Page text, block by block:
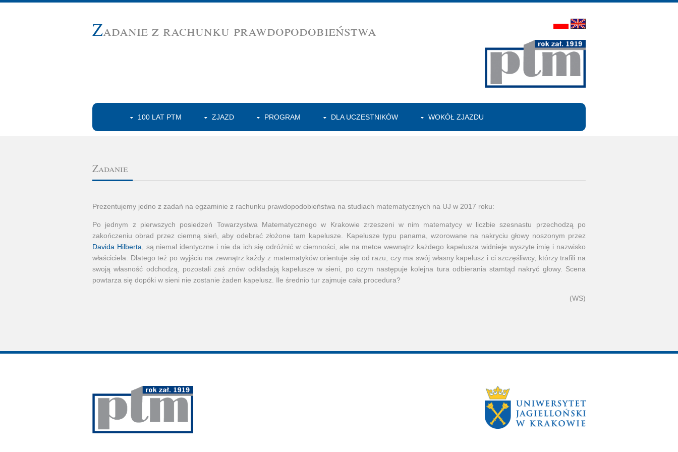
Zadanie z rachunku prawdopodobieństwa
100 LAT PTM ZJAZD PROGRAM DLA UCZESTNIKÓW WOKÓŁ ZJAZDU
Zadanie
Prezentujemy jedno z zadań na egzaminie z rachunku prawdopodobieństwa na studiach matematycznych na UJ w 2017 roku:
Po jednym z pierwszych posiedzeń Towarzystwa Matematycznego w Krakowie zrzeszeni w nim matematycy w liczbie szesnastu przechodzą po
zakończeniu obrad przez ciemną sień, aby odebrać złożone tam kapelusze. Kapelusze typu panama, wzorowane na nakryciu głowy noszonym przez
Davida Hilberta , są niemal identyczne i nie da ich się odróżnić w ciemności, ale na metce wewnątrz każdego kapelusza widnieje wyszyte imię i nazwisko
właściciela. Dlatego też po wyjściu na zewnątrz każdy z matematyków orientuje się od razu, czy ma swój własny kapelusz i ci szczęśliwcy, którzy trafili na
swoją własność odchodzą, pozostali zaś znów odkładają kapelusze w sieni, po czym następuje kolejna tura odbierania stamtąd nakryć głowy. Scena
powtarza się dopóki w sieni nie zostanie żaden kapelusz. Ile średnio tur zajmuje cała procedura?
(WS)